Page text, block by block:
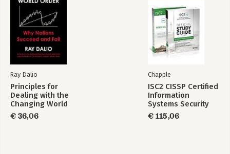
Ray Dalio
Principles for
Dealing with the
Changing World
Order
€ 36,06
Chapple
ISC2 CISSP Certified
Information
Systems Security
Professional
Official Study Guide
€ 115,06